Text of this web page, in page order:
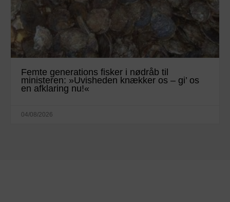
Femte generations fisker i nødråb til
ministeren: »Uvisheden knækker os – gi’ os
en afklaring nu!«
04/08/2026